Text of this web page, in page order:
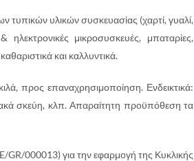
τυπικών υλικών συσκευασίας (χαρτί, γυαλί,
μικροσυσκευές, μπαταρίες,
και καλλυντικά.
προς επαναχρησιμοποίηση. Ενδεικτικά:
σκεύη, κλπ. Απαραίτητη προϋπόθεση τα
GR/000013) για την εφαρμογή της Κυκλικής